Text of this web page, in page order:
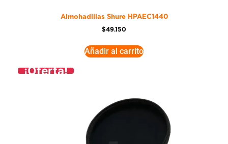
Almohadillas Shure HPAEC1440
$49.150
Añadir al carrito
¡Oferta!